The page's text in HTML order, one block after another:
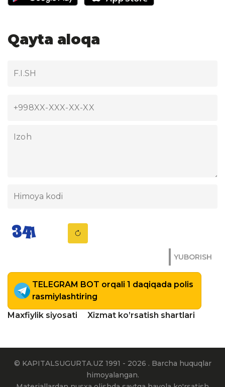
Qayta aloqa
YUBORISH
TELEGRAM BOT orqali 1 daqiqada polis
rasmiylashtiring
Maxfiylik siyosati
Xizmat ko’rsatish shartlari
© KAPITALSUGURTA.UZ 1991 - 2026 . Barcha huquqlar
himoyalangan.